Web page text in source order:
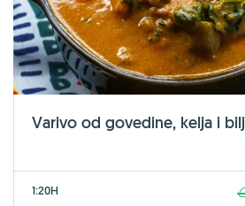
Varivo od govedine, kelja i
1:20H